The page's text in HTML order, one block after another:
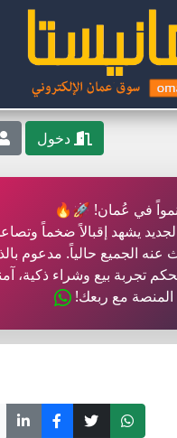
دخول
في عُمان! 🚀🔥
يشهد إقبالاً ضخماً
عنه الجميع حالياً. مدعوم
تجربة بيع وشراء ذكية،
مع ربعك!